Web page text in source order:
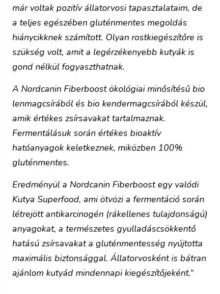
már voltak pozitív állatorvosi tapasztalataim, de
a teljes egészében gluténmentes megoldás
hiánycikknek számított. Olyan rostkiegészítőre is
szükség volt, amit a legérzékenyebb kutyák is
gond nélkül fogyaszthatnak.
A Nordcanin Fiberboost ökológiai minősítésű bio
lenmagcsírából és bio kendermagcsírából készül,
amik értékes zsírsavakat tartalmaznak.
Fermentálásuk során értékes bioaktív
hatóanyagok keletkeznek, miközben 100%
gluténmentes.
Eredményül a Nordcanin Fiberboost egy valódi
Kutya Superfood, ami ötvözi a fermentáció során
létrejött antikarcinogén (rákellenes tulajdonságú)
anyagokat, a természetes gyulladáscsökkentő
hatású zsírsavakat a gluténmentesség nyújtotta
maximális biztonsággal. Állatorvosként is bátran
ajánlom kutyád mindennapi kiegészítőjeként.“